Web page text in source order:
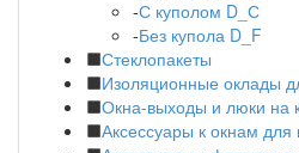
-С куполом D_С
-Без купола D_F
Стеклопакеты
Изоляционные оклады
Окна-выходы и люки на
Аксессуары к окнам